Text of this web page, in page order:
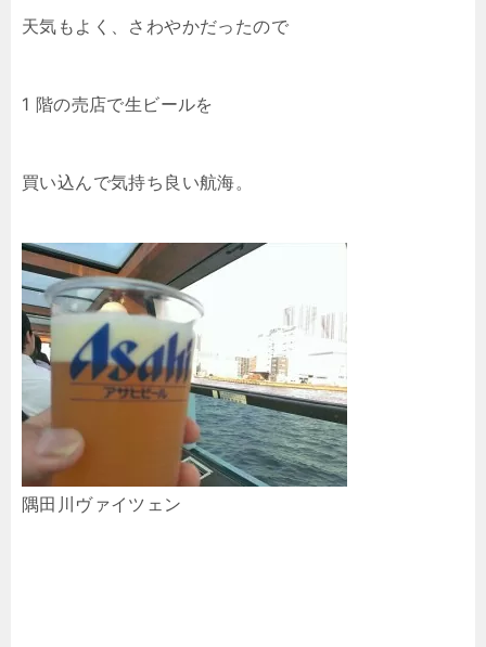
天気もよく、さわやかだったので
1 階の売店で生ビールを
買い込んで気持ち良い航海。
隅田川ヴァイツェン